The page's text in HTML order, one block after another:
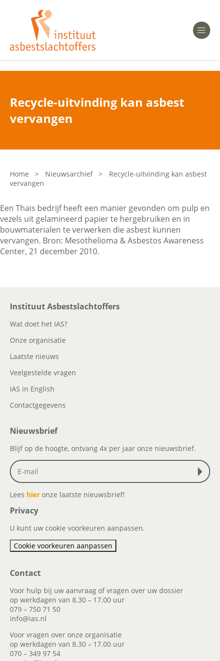
Heeft u Mesothelioom?
Heeft u Asbestose?
Bent u arts?
Asbest en Gezondheid
Laatste nieuws
Onze organisatie
Veelgestelde vragen
Contactgegevens
Recycle-uitvinding kan asbest
vervangen
Home > Nieuwsarchief >
Recycle-uitvinding kan asbest
vervangen
Een Thais bedrijf heeft een manier gevonden om pulp en
vezels uit gelamineerd papier te hergebruiken en in
bouwmaterialen te verwerken die asbest kunnen
vervangen. Bron: Mesothelioma & Asbestos Awareness
Center, 21 december 2010.
Instituut Asbestslachtoffers
Wat doet het IAS?
Onze organisatie
Laatste nieuws
Veelgestelde vragen
IAS in English
Contactgegevens
Nieuwsbrief
Blijf op de hoogte, ontvang 4x per jaar onze nieuwsbrief.
Lees hier onze laatste nieuwsbrief!
Privacy
U kunt uw cookie voorkeuren aanpassen.
Cookie voorkeuren aanpassen
Contact
Voor hulp bij uw aanvraag of vragen over uw dossier
op werkdagen van 8.30 – 17.00 uur
079 – 750 71 50
info@ias.nl
Voor vragen over onze organisatie
op werkdagen van 8.30 – 17.00 uur
070 – 349 97 54